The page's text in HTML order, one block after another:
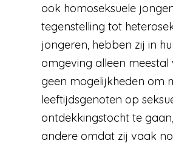
ook homoseksuele
tegenstelling tot
jongeren, hebben zij in
omgeving alleen meestal
geen mogelijkheden om
leeftijdsgenoten op
ontdekkingstocht te
andere omdat zij vaak